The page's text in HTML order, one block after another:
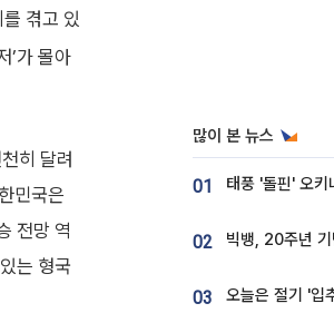
겪고 있
’가 몰아
히 달려
민국은
전망 역
는 형국
많이 본 뉴스
01
02
03 오늘은 절기 '입